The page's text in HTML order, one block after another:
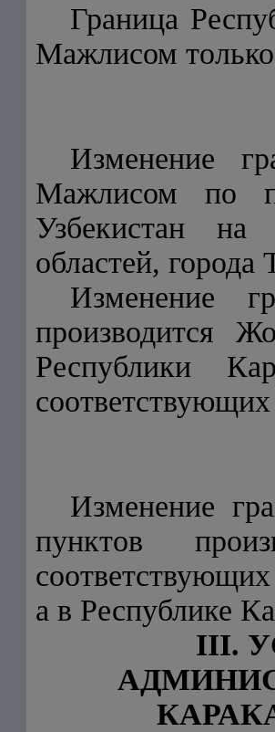
Граница
Мажлисом
Изменение
Мажлисом по
Узбекистан на
областей, города
Изменение
производится
Республики
Изменение
пунктов
а в Республике
III.